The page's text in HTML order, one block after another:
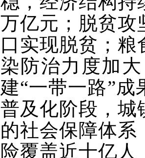
万亿元；脱贫攻
口实现脱贫；
染防治力度加
建“一带一路”
普及化阶段，城
的社会保障体系
险覆盖近十亿